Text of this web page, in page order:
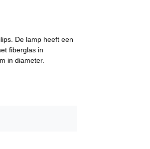
De lamp heeft een
fiberglas in
in diameter.